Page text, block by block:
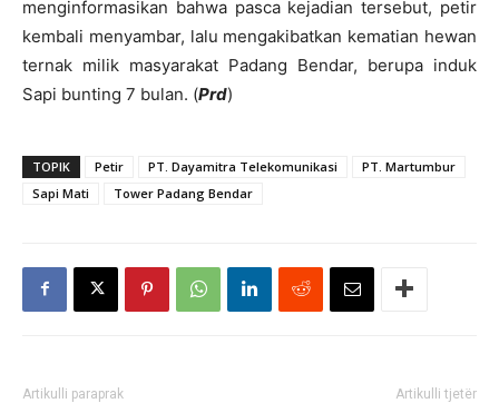
menginformasikan bahwa pasca kejadian tersebut, petir
kembali menyambar, lalu mengakibatkan kematian hewan
ternak milik masyarakat Padang Bendar, berupa induk
Sapi bunting 7 bulan. (Prd)
TOPIK Petir PT. Dayamitra Telekomunikasi
PT. Martumbur
Sapi Mati
Tower Padang Bendar
Artikulli paraprak Artikulli tjetër